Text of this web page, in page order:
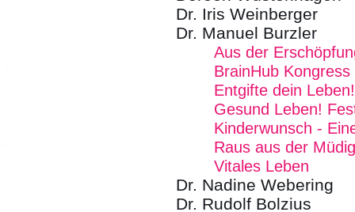
Dr. Iris Weinberger
Dr. Manuel Burzler
Aus der
BrainHub
Entgifte dein Leben!
Gesund Leben!
Kinderwunsch -
Raus aus der
Vitales Leben
Dr. Nadine Webering
Dr. Rudolf Bolzius